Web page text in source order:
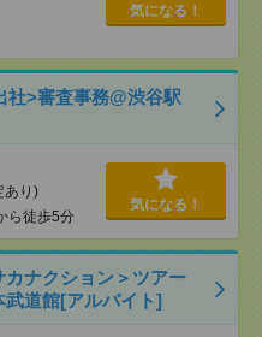
気になる！
社>審査事務@渋谷駅
あり)
ら徒歩5分
気になる！
カナクション＞ツアー
道館[アルバイト]